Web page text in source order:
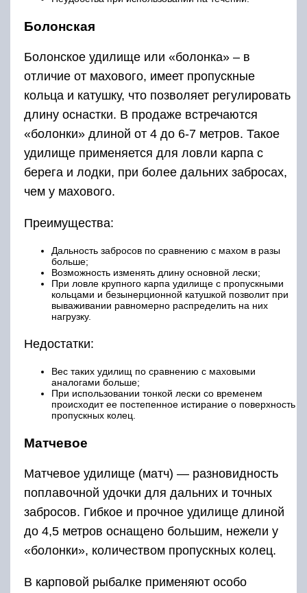
Болонская
Болонское удилище или «болонка» – в
отличие от махового, имеет пропускные
кольца и катушку, что позволяет регулировать
длину оснастки. В продаже встречаются
«болонки» длиной от 4 до 6-7 метров. Такое
удилище применяется для ловли карпа с
берега и лодки, при более дальних забросах,
чем у махового.
Преимущества:
Дальность забросов по сравнению с махом в разы
больше;
Возможность изменять длину основной лески;
При ловле крупного карпа удилище с пропускными
кольцами и безынерционной катушкой позволит при
вываживании равномерно распределить на них
нагрузку.
Недостатки:
Вес таких удилищ по сравнению с маховыми
аналогами больше;
При использовании тонкой лески со временем
происходит ее постепенное истирание о поверхность
пропускных колец.
Матчевое
Матчевое удилище (матч) — разновидность
поплавочной удочки для дальних и точных
забросов. Гибкое и прочное удилище длиной
до 4,5 метров оснащено большим, нежели у
«болонки», количеством пропускных колец.
В карповой рыбалке применяют особо